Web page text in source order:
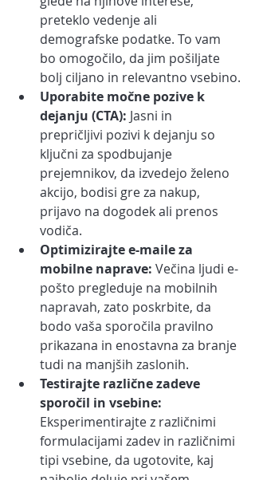
preteklo vedenje ali
demografske podatke. To vam
bo omogočilo, da jim pošiljate
bolj ciljano in relevantno vsebino.
Uporabite močne pozive k
dejanju (CTA): Jasni in
prepričljivi pozivi k dejanju so
ključni za spodbujanje
prejemnikov, da izvedejo želeno
akcijo, bodisi gre za nakup,
prijavo na dogodek ali prenos
vodiča.
Optimizirajte e-maile za
mobilne naprave: Večina ljudi e-
pošto pregleduje na mobilnih
napravah, zato poskrbite, da
bodo vaša sporočila pravilno
prikazana in enostavna za branje
tudi na manjših zaslonih.
Testirajte različne zadeve
sporočil in vsebine:
Eksperimentirajte z različnimi
formulacijami zadev in različnimi
tipi vsebine, da ugotovite, kaj